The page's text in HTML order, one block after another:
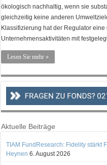
ökologisch nachhaltig, wenn sie
gleichzeitig keine anderen
Klassifizierung hat der Regulator
Unternehmens­aktivitäten mit
Lesen Sie mehr »
Aktuelle Beiträge
TIAM FundResearch: Fidelity stärkt
Heynen 6. August 2026